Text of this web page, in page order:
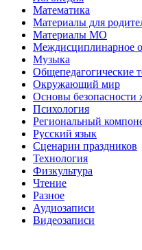
Математика
Материалы для
Материалы МО
Междисциплинарное
Музыка
Общепедагогические
Окружающий мир
Основы безопасности
Психология
Региональный
Русский язык
Сценарии праздников
Технология
Физкультура
Чтение
Разное
Аудиозаписи
Видеозаписи